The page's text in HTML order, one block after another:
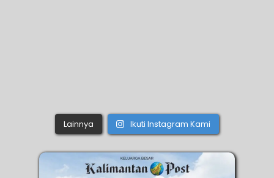
Lainnya Ikuti Instagram Kami